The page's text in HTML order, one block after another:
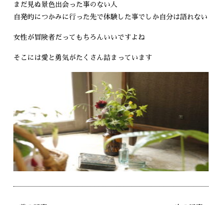
まだ見ぬ景色出会った事のない人
自発的につかみに行った先で体験した事でしか自分は語れない
女性が冒険者だってもちろんいいですよね
そこには愛と勇気がたくさん詰まっています